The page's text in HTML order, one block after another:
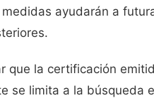
ayudarán a
que la certificación
se limita a la búsqueda